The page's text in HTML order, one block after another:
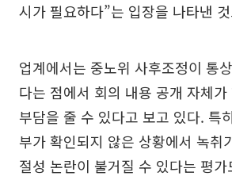
시가 필요하다”는 입장을 나타낸
업계에서는 중노위 사후조정이 통
다는 점에서 회의 내용 공개 자체
부담을 줄 수 있다고 보고 있다. 특
부가 확인되지 않은 상황에서 녹취
절성 논란이 불거질 수 있다는 평가